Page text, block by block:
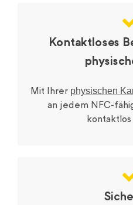
Kontaktloses
Mit Ihrer physischen
an jedem NFC-